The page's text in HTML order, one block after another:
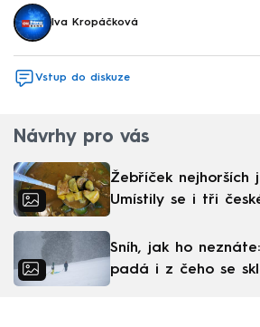
Iva Kropáčková
Vstup do diskuze
Návrhy pro vás
Žebříček nejhorších
Umístily se i tři
Sníh, jak ho
padá i z čeho se